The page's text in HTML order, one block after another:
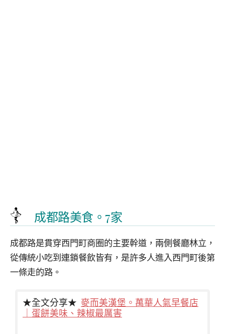
成都路美食。7家
成都路是貫穿西門町商圈的主要幹道，兩側餐廳林立，
從傳統小吃到連鎖餐飲皆有，是許多人進入西門町後第
一條走的路。
★全文分享★ 麥而美漢堡。萬華人氣早餐店
｜蛋餅美味、辣椒最厲害